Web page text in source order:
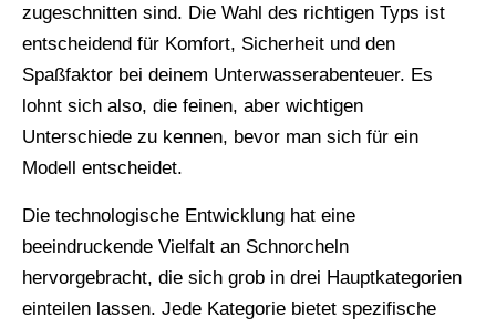
zugeschnitten sind. Die Wahl des richtigen Typs ist
entscheidend für Komfort, Sicherheit und den
Spaßfaktor bei deinem Unterwasserabenteuer. Es
lohnt sich also, die feinen, aber wichtigen
Unterschiede zu kennen, bevor man sich für ein
Modell entscheidet.
Die technologische Entwicklung hat eine
beeindruckende Vielfalt an Schnorcheln
hervorgebracht, die sich grob in drei Hauptkategorien
einteilen lassen. Jede Kategorie bietet spezifische